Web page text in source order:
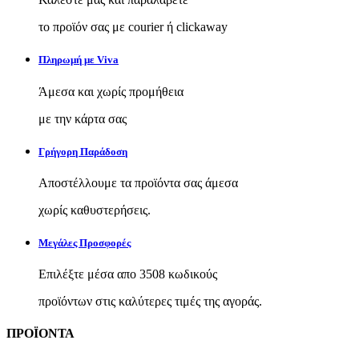
το προϊόν σας με courier ή clickaway
Πληρωμή με Viva
Άμεσα και χωρίς προμήθεια
με την κάρτα σας
Γρήγορη Παράδοση
Αποστέλλουμε τα προϊόντα σας άμεσα
χωρίς καθυστερήσεις.
Μεγάλες Προσφορές
Επιλέξτε μέσα απο 3508 κωδικούς
προϊόντων στις καλύτερες τιμές της αγοράς.
ΠΡΟΪΟΝΤΑ